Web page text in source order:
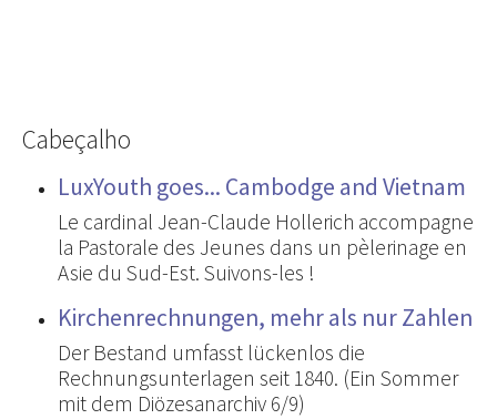
Cabeçalho
LuxYouth goes... Cambodge and Vietnam
Le cardinal Jean-Claude Hollerich accompagne
la Pastorale des Jeunes dans un pèlerinage en
Asie du Sud-Est. Suivons-les !
Kirchenrechnungen, mehr als nur Zahlen
Der Bestand umfasst lückenlos die
Rechnungsunterlagen seit 1840. (Ein Sommer
mit dem Diözesanarchiv 6/9)